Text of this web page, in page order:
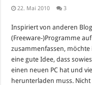
22. Mai 2010 3
Inspiriert von anderen
(Freeware-)Programme
zusammenfassen, möchte
eine gute Idee, dass
einen neuen PC hat und
herunterladen muss.